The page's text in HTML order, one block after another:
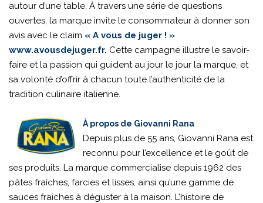
autour d’une table. À travers une série de questions
ouvertes, la marque invite le consommateur à donner son
avis avec le claim « A vous de juger ! »
www.avousdejuger.fr. Cette campagne illustre le savoir-
faire et la passion qui guident au jour le jour la marque, et
sa volonté d’offrir à chacun toute l’authenticité de la
tradition culinaire italienne.
À propos de Giovanni Rana
Depuis plus de 55 ans, Giovanni Rana est
reconnu pour l’excellence et le goût de
ses produits. La marque commercialise depuis 1962 des
pâtes fraîches, farcies et lisses, ainsi qu’une gamme de
sauces fraîches à déguster à la maison. L’histoire de